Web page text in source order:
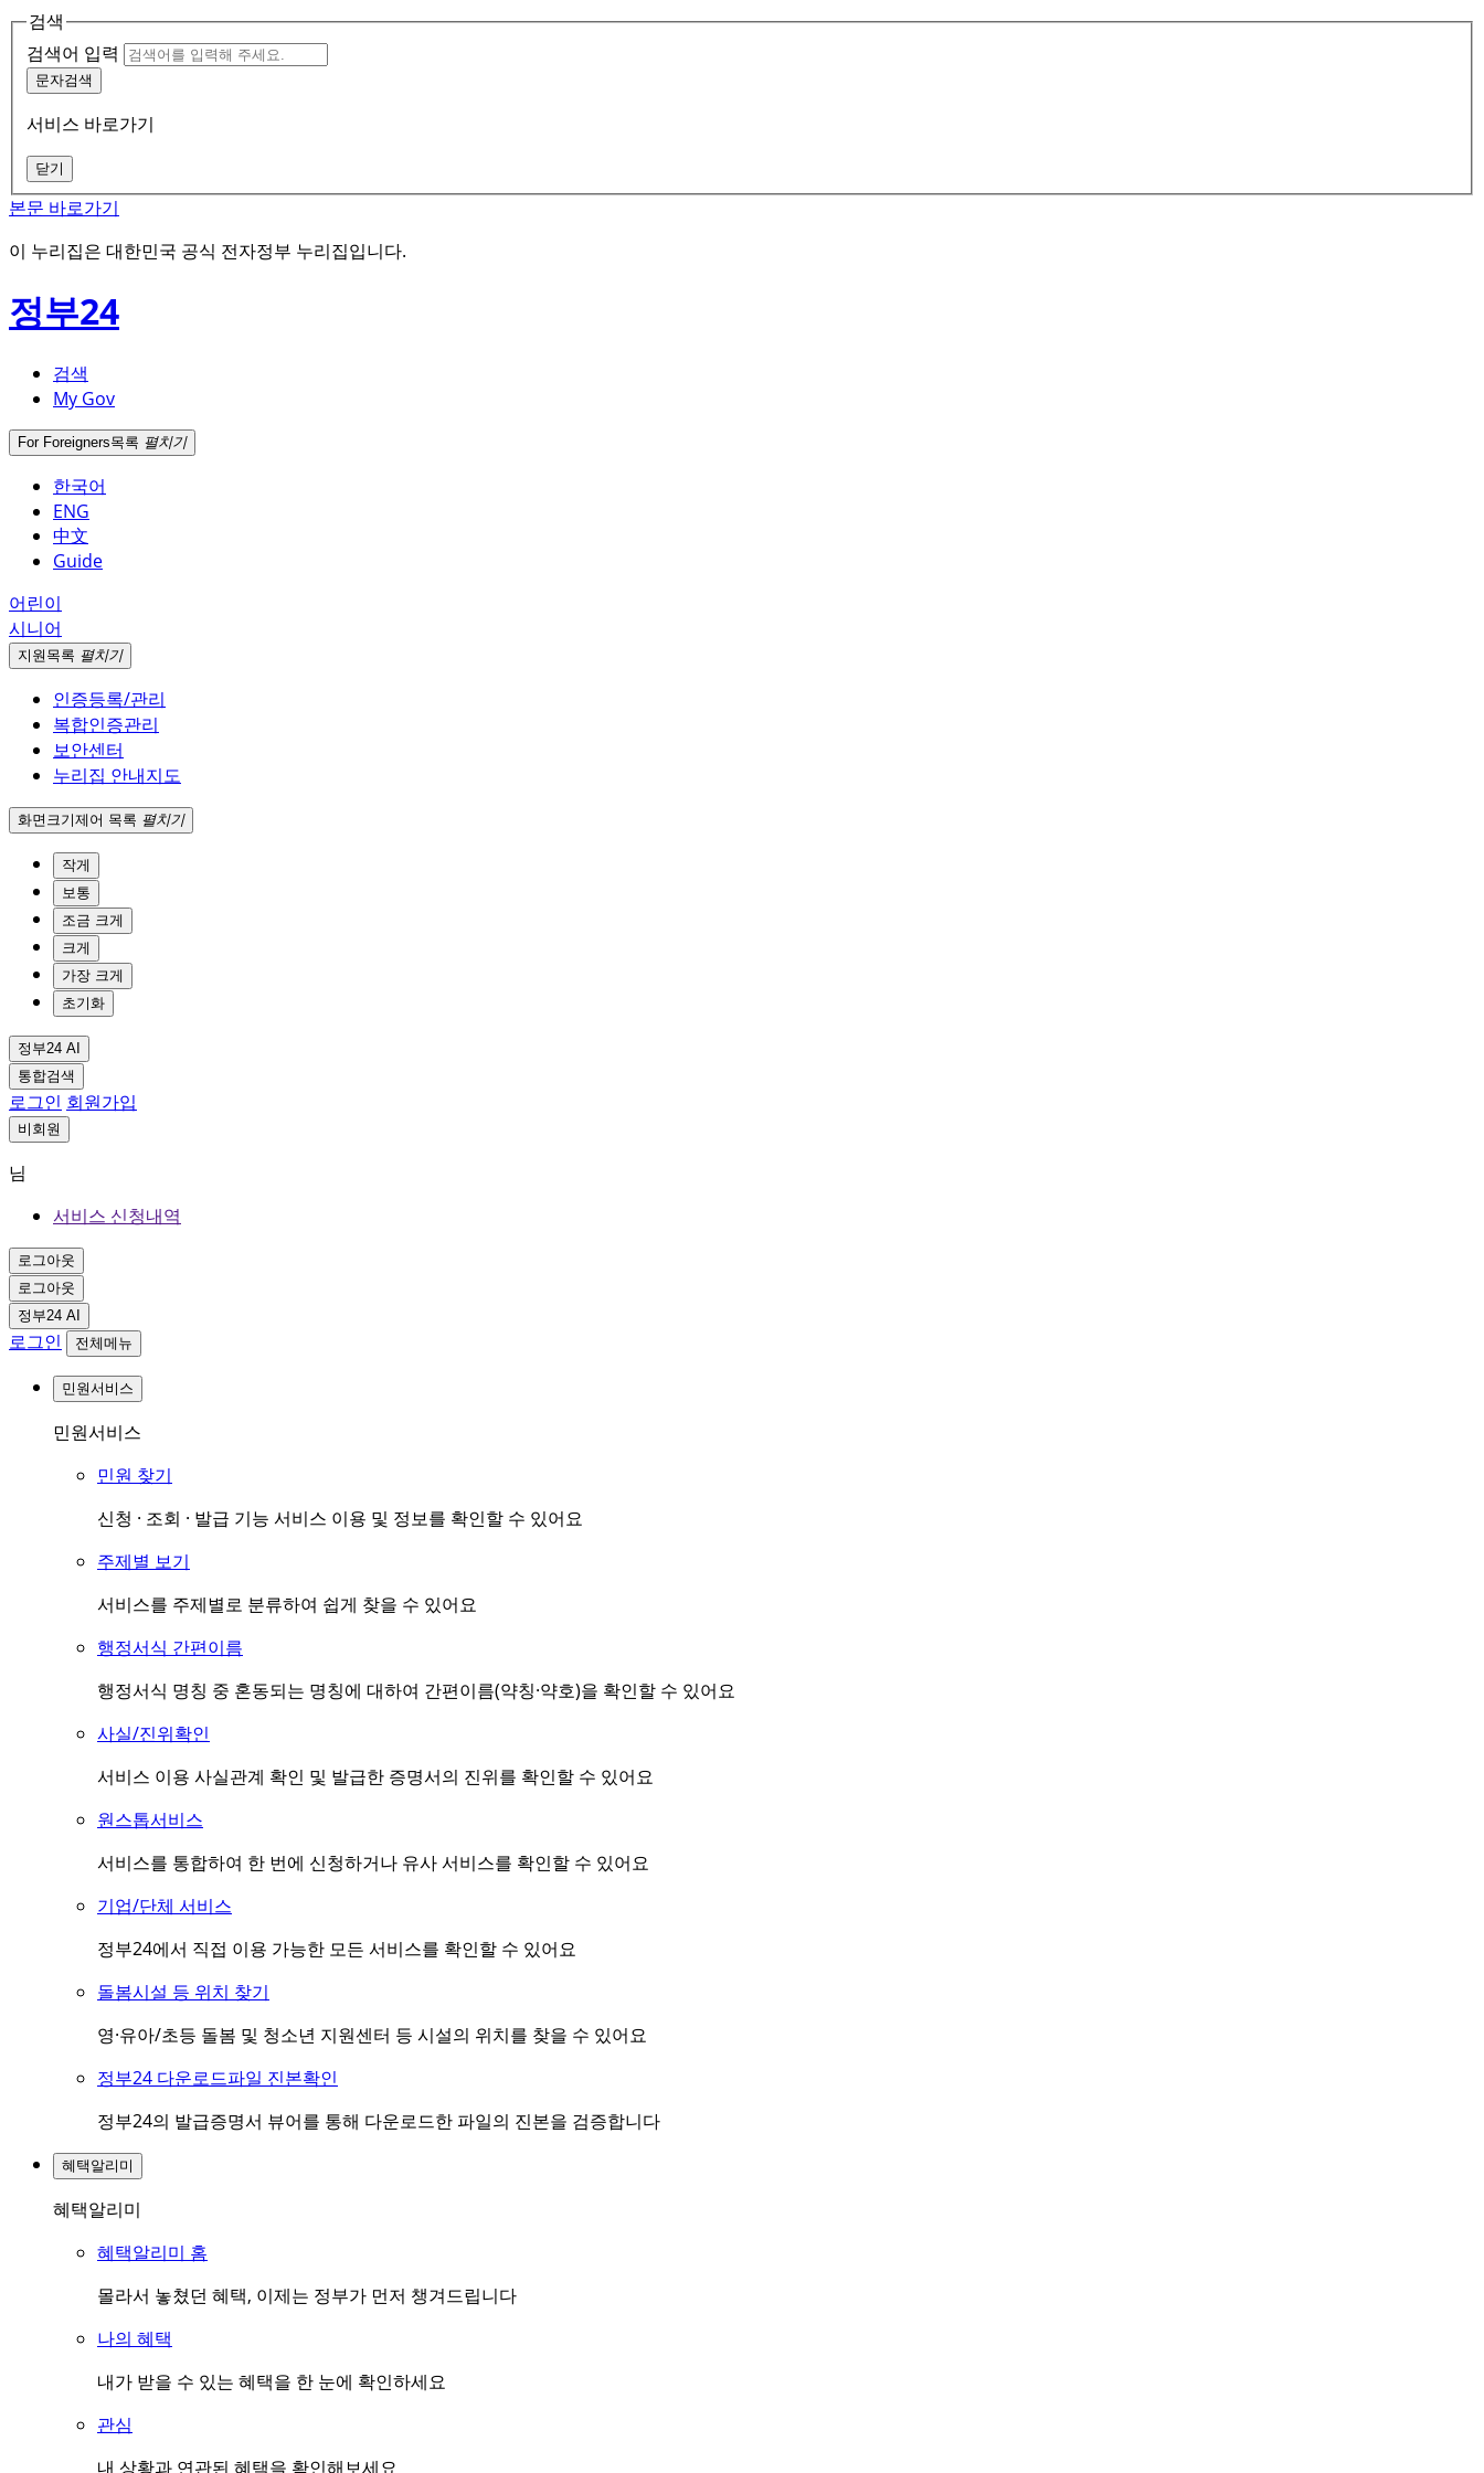
검색
검색어 입력
문자검색
서비스 바로가기
닫기
본문 바로가기
이 누리집은 대한민국 공식 전자정부 누리집입니다.
정부24
검색
My Gov
For Foreigners목록 펼치기
한국어
ENG
中文
Guide
어린이
시니어
지원 목록 펼치기
인증등록/관리
복합인증관리
보안센터
누리집 안내지도
화면크기제어 목록 펼치기
작게
보통
조금 크게
크게
가장 크게
초기화
정부24 AI
통합검색
로그인 회원가입
비회원
님
서비스 신청내역
로그아웃
로그아웃
정부24 AI
로그인 전체메뉴
민원서비스
민원서비스
민원 찾기
신청 · 조회 · 발급 기능 서비스 이용 및 정보를 확인할 수 있어요
주제별 보기
서비스를 주제별로 분류하여 쉽게 찾을 수 있어요
행정서식 간편이름
행정서식 명칭 중 혼동되는 명칭에 대하여 간편이름(약칭·약호)을 확인할 수 있어요
사실/진위확인
서비스 이용 사실관계 확인 및 발급한 증명서의 진위를 확인할 수 있어요
원스톱서비스
서비스를 통합하여 한 번에 신청하거나 유사 서비스를 확인할 수 있어요
기업/단체 서비스
정부24에서 직접 이용 가능한 모든 서비스를 확인할 수 있어요
돌봄시설 등 위치 찾기
영·유아/초등 돌봄 및 청소년 지원센터 등 시설의 위치를 찾을 수 있어요
정부24 다운로드파일 진본확인
정부24의 발급증명서 뷰어를 통해 다운로드한 파일의 진본을 검증합니다
혜택알리미
혜택알리미
혜택알리미 홈
몰라서 놓쳤던 혜택, 이제는 정부가 먼저 챙겨드립니다
나의 혜택
내가 받을 수 있는 혜택을 한 눈에 확인하세요
관심
내 상황과 연관된 혜택을 확인해보세요